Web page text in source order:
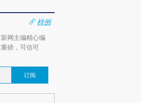
样例
网主编精心编
磅，可信可
订阅